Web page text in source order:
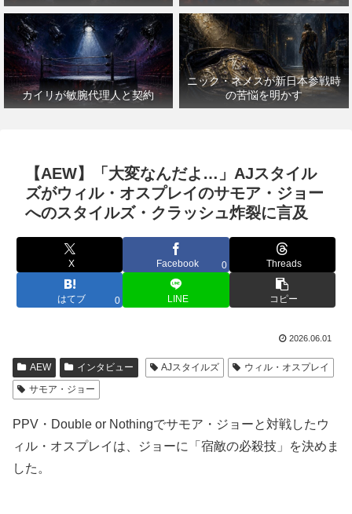
カイリが敏腕代理人と契約
ニック・ネメスが新日本参戦時
の苦悩を明かす
【AEW】「大変なんだよ…」AJスタイル
ズがウィル・オスプレイのサモア・ジョー
へのスタイルズ・クラッシュ炸裂に言及
X Facebook 0 Threads
はてブ 0 LINE コピー
2026.06.01
AEW インタビュー AJスタイルズ
ウィル・オスプレイ
サモア・ジョー
PPV・Double or Nothingでサモア・ジョーと対戦したウ
ィル・オスプレイは、ジョーに「宿敵の必殺技」を決めま
した。